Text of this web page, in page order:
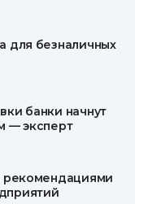
для безналичных
банки начнут
— эксперт
рекомендациями